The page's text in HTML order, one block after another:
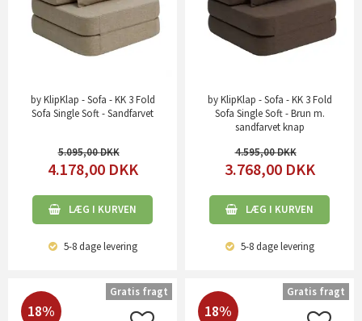
by KlipKlap - Sofa - KK 3 Fold
Sofa Single Soft - Sandfarvet
5.095,00
4.178,00 DKK
LÆG I KURVEN
5-8 dagelevering
by KlipKlap - Sofa - KK 3 Fold
Sofa Single Soft - Brun m.
sandfarvet knap
4.595,00
3.768,00 DKK
LÆG I KURVEN
5-8 dagelevering
18%
Gratis fragt
18%
Gratis fragt